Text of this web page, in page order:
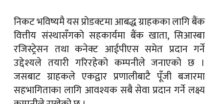
निकट भविष्यमै यस प्रोडक्टमा आबद्ध ग्राहकका लागि बैंक
वित्तीय संस्थासँगको सहकार्यमा बैंक खाता, सिआस्बा
रजिस्ट्रेसन तथा कनेक्ट आईपीएस समेत प्रदान गर्ने
उद्देश्यले तयारी गरिरहेको कम्पनीले जनाएको छ ।
जसबाट ग्राहकले एकद्वार प्रणालीबाटै पूँजी बजारमा
सहभागिताका लागि आवश्यक सबै सेवा प्रदान गर्ने लक्ष्य